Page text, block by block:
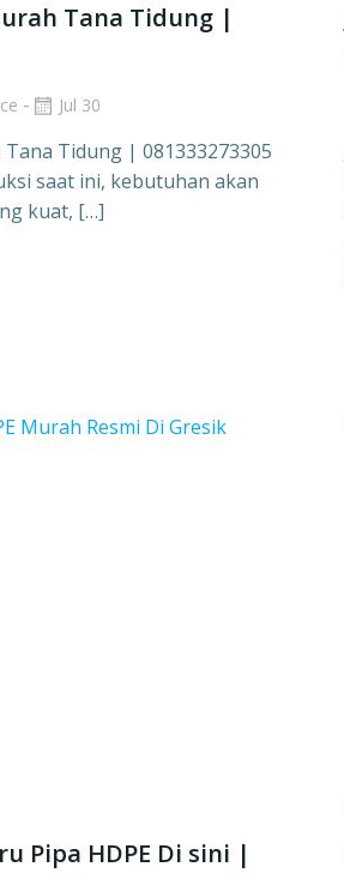
Tana Tidung |
- Jul 30
Tana Tidung | 081333273305
saat ini, kebutuhan akan
kuat, […]
Pipa HDPE Di sini |